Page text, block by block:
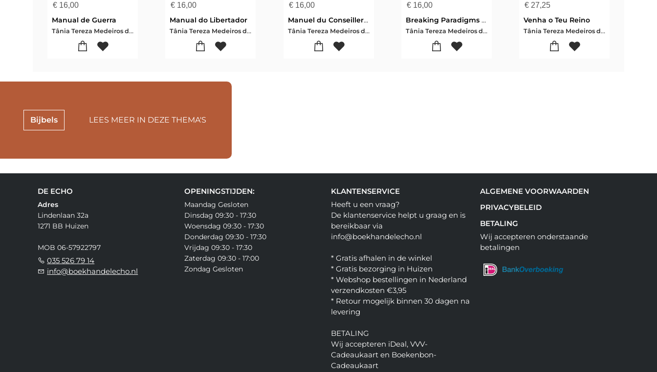
€ 16,00
Manual de Guerra
Tânia Tereza Medeiros de Carvalho
€ 16,00
Manual do Libertador
Tânia Tereza Medeiros de Carvalho
€16,00
Manuel du Conseiller en Délivrance
Tânia Tereza Medeiros de Carvalho
€16,00
Breaking Paradigms About Spiritual Inheritances
Tânia Tereza Medeiros de Carvalho
€ 27,25
Venha o Teu Reino
Tânia Tereza Medeiros de Carvalho
Bijbels LEES MEER IN DEZE THEMA'S
DE ECHO
Adres
Lindenlaan 32a
1271 BB Huizen
MOB 06-57922797
035 526 79 14
info@boekhandelecho.nl
OPENINGSTIJDEN:
Maandag Gesloten
Dinsdag 09:30 - 17:30
Woensdag 09:30 - 17:30
Donderdag 09:30 - 17:30
Vrijdag 09:30 - 17:30
Zaterdag 09:30 - 17:00
Zondag Gesloten
KLANTENSERVICE
Heeft u een vraag?
De klantenservice helpt u graag en is
bereikbaar via
info@boekhandelecho.nl
* Gratis afhalen in de winkel
* Gratis bezorging in Huizen
* Webshop bestellingen in Nederland
verzendkosten €3,95
* Retour mogelijk binnen 30 dagen na
levering
BETALING
Wij accepteren iDeal, VVV-
Cadeaukaart en Boekenbon-
Cadeaukaart
ALGEMENE VOORWAARDEN
PRIVACYBELEID
BETALING
Wij accepteren onderstaande
betalingen